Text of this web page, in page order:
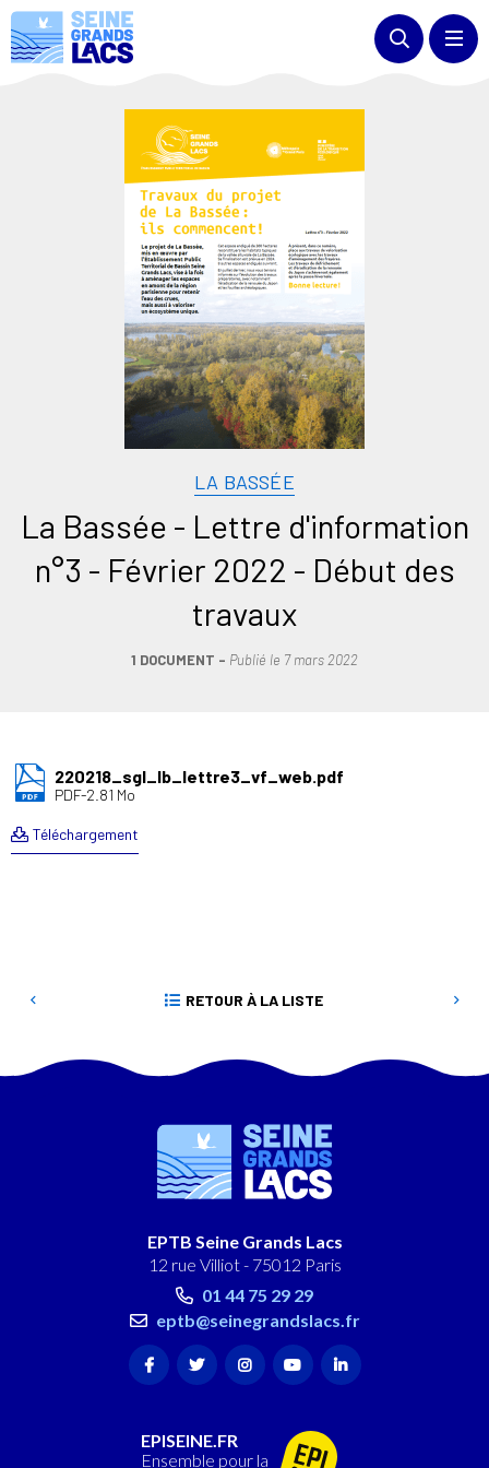
LA BASSÉE
La Bassée - Lettre d'information
n°3 - Février 2022 - Début des
travaux
1 DOCUMENT Publié le 7 mars 2022
220218_sgl_lb_lettre3_vf_web.pdf
PDF-2.81 Mo
Téléchargement
RETOUR À LA LISTE
EPTB Seine Grands Lacs
12 rue Villiot - 75012 Paris
01 44 75 29 29
eptb@seinegrandslacs.fr
EPISEINE.FR
Ensemble pour la